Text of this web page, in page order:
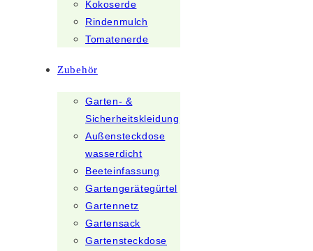
Kokoserde
Rindenmulch
Tomatenerde
Zubehör
Garten- &
Sicherheitskleidung
Außensteckdose
wasserdicht
Beeteinfassung
Gartengerätegürtel
Gartennetz
Gartensack
Gartensteckdose